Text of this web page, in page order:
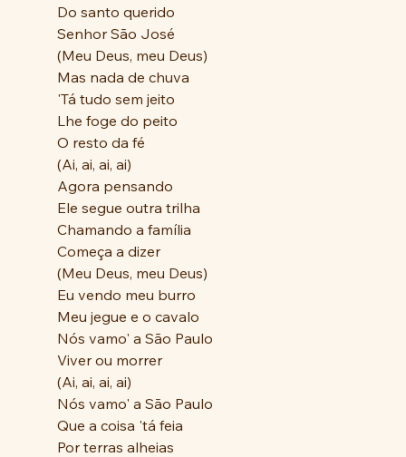
Do santo querido
Senhor São José
(Meu Deus, meu Deus)
Mas nada de chuva
'Tá tudo sem jeito
Lhe foge do peito
O resto da fé
(Ai, ai, ai, ai)
Agora pensando
Ele segue outra trilha
Chamando a família
Começa a dizer
(Meu Deus, meu Deus)
Eu vendo meu burro
Meu jegue e o cavalo
Nós vamo' a São Paulo
Viver ou morrer
(Ai, ai, ai, ai)
Nós vamo' a São Paulo
Que a coisa 'tá feia
Por terras alheias